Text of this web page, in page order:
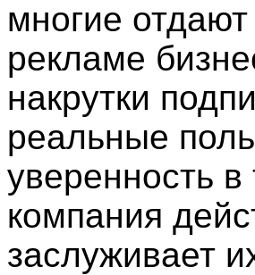
многие
рекламе
накрутки
реальные
уверенность
компания
заслуживает